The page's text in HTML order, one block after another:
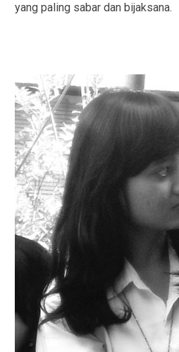
yang paling sabar dan bijaksana.